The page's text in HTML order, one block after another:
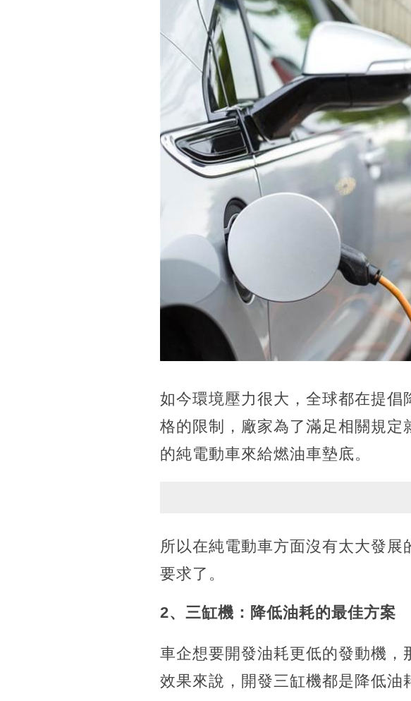
如今環境壓力很大，全球都在提
格的限制，廠家為了滿足相關規
的純電動車來給燃油車墊底。
所以在純電動車方面沒有太大發
要求了。
2、三缸機：降低油耗的最佳方案
車企想要開發油耗更低的發動機
效果來說，開發三缸機都是降低油